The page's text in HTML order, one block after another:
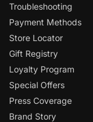
Troubleshooting
Payment Methods
Store Locator
Gift Registry
Loyalty Program
Special Offers
Press Coverage
Brand Story